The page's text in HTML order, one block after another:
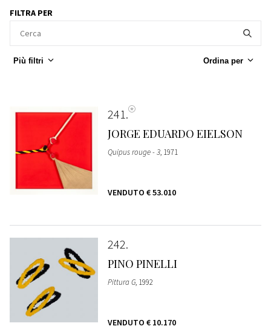
FILTRA PER
Più filtri Ordina per
241
JORGE EDUARDO EIELSON
Quipus rouge - 3, 1971
VENDUTO € 53.010
242
PINO PINELLI
Pittura G, 1992
VENDUTO € 10.170